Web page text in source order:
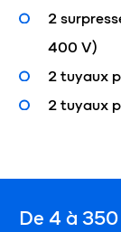
2
400 V)
2 tuyaux
2 tuyaux
De 4 à 350